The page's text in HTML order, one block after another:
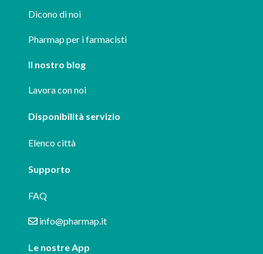
Dicono di noi
Pharmap per i farmacisti
Il nostro blog
Lavora con noi
Disponibilità servizio
Elenco città
Supporto
FAQ
info@pharmap.it
Le nostre App